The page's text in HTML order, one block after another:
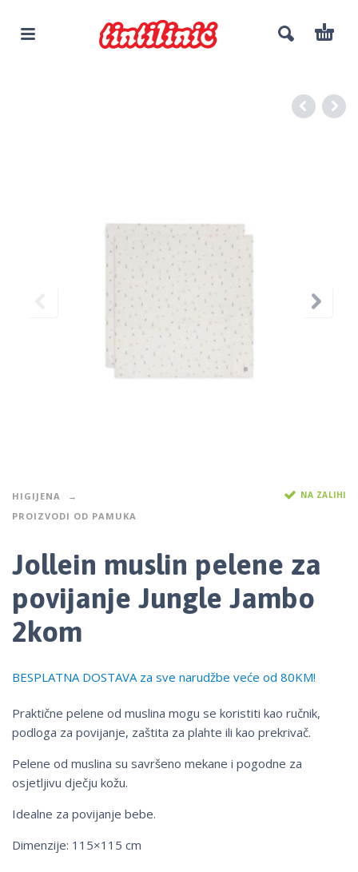
HIGIJENA
PROIZVODI OD PAMUKA
NA ZALIHI
Jollein muslin pelene za
povijanje Jungle Jambo
2kom
BESPLATNA DOSTAVA za sve narudžbe veće od 80KM!
Praktične pelene od muslina mogu se koristiti kao ručnik,
podloga za povijanje, zaštita za plahte ili kao prekrivač.
Pelene od muslina su savršeno mekane i pogodne za
osjetljivu dječju kožu.
Idealne za povijanje bebe.
Dimenzije: 115×115 cm